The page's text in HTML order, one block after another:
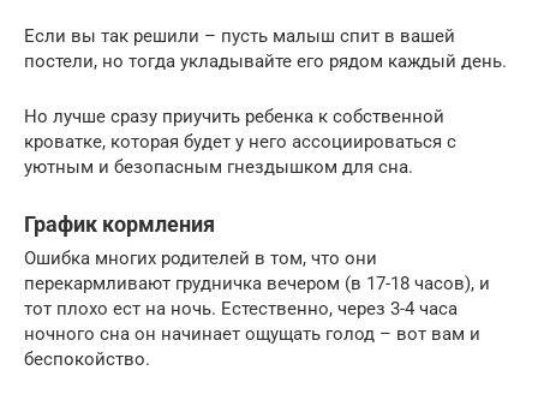
Если вы так решили – пусть малыш спит в вашей
постели, но тогда укладывайте его рядом каждый день.
Но лучше сразу приучить ребенка к собственной
кроватке, которая будет у него ассоциироваться с
уютным и безопасным гнездышком для сна.
График кормления
Ошибка многих родителей в том, что они
перекармливают грудничка вечером (в 17-18 часов), и
тот плохо ест на ночь. Естественно, через 3-4 часа
ночного сна он начинает ощущать голод – вот вам и
беспокойство.